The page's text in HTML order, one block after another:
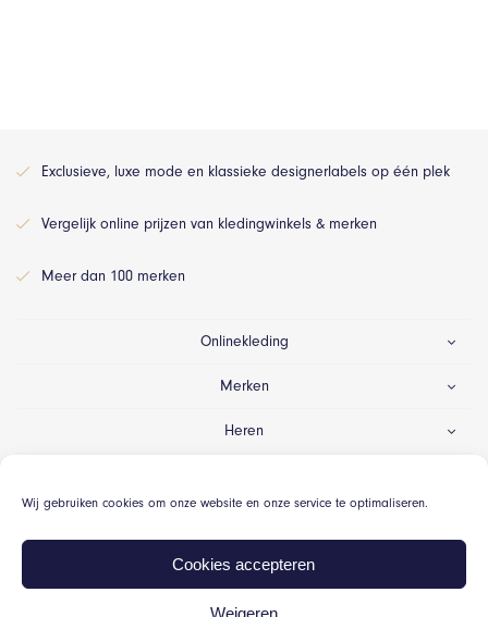
Wij gebruiken cookies om onze website en onze service te optimaliseren.
Cookies accepteren
Weigeren
Exclusieve, luxe mode en klassieke designerlabels op één plek
Vergelijk online prijzen van kledingwinkels & merken
Meer dan 100 merken
Onlinekleding
Merken
Heren